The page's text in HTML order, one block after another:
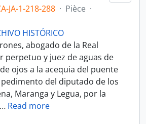
JA-1-218-288 · Pièce ·
HISTÓRICO
abogado de la Real
perpetuo y juez de aguas de
ojos a la acequia del puente
del diputado de los
Maranga y Legua, por la
… Read more